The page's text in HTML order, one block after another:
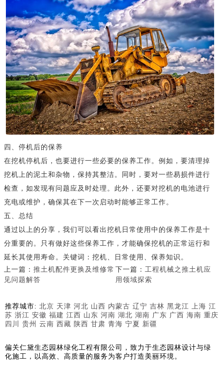
四、停机后的保养
在挖机停机后，也要进行一些必要的保养工作。例如，要清理掉
挖机上的泥土和杂物，保持其整洁。同时，要对一些易损件进行
检查，如发现有问题应及时处理。此外，还要对挖机的电池进行
充电或维护，确保其在下一次启动时能够正常工作。
五、总结
通过以上的分享，我们可以看出挖机日常使用中的保养工作是十
分重要的。只有做好这些保养工作，才能确保挖机的正常运行和
延长其使用寿命。关键词：挖机、日常使用、保养知识。
上一篇： 推土机配件更换及维修常
见问题解答
下一篇： 工程机械之推土机应
用领域探索
推荐城市: 北京 天津 河北 山西 内蒙古 辽宁 吉林 黑龙江 上海 江
苏 浙江 安徽 福建 江西 山东 河南 湖北 湖南 广东 广西 海南 重庆
四川
贵州 云南 西藏 陕西 甘肃 青海 宁夏 新疆
偏关仁黛生态园林绿化工程有限公司，致力于生态园林设计与绿
化施工，以高效、高质量的服务为客户打造美丽环境。